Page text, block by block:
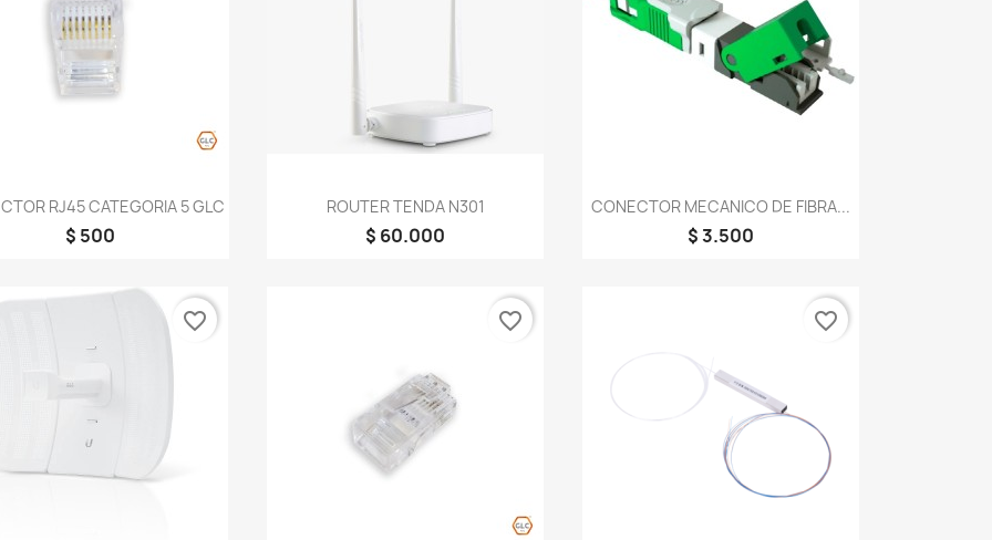
Vista rápida
RJ45 CATEGORIA 5 GLC
$ 500
Vista rápida
ROUTER TENDA N301
$ 60.000
Vista rápida
CONECTOR MECANICO DE FIBRA...
$ 3.500
favorite_border favorite_border favorite_border